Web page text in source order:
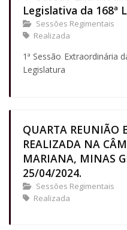
Legislativa da 168ª
Sessões Regimentais
Realizada
1ª Sessão Extraordinária
Legislatura
QUARTA REUNIÃO
REALIZADA NA
MARIANA, MINAS
25/04/2024.
Sessões Regimentais
Realizada